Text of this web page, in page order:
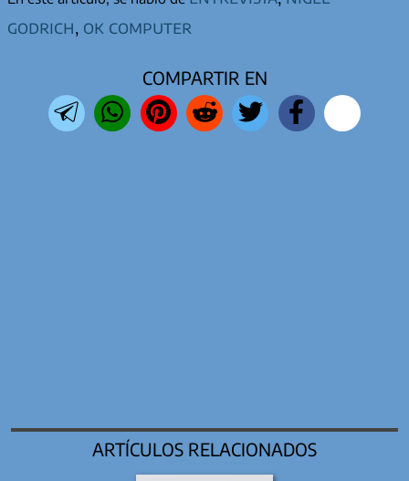
godrich, ok computer
COMPARTIR EN
ARTÍCULOS RELACIONADOS